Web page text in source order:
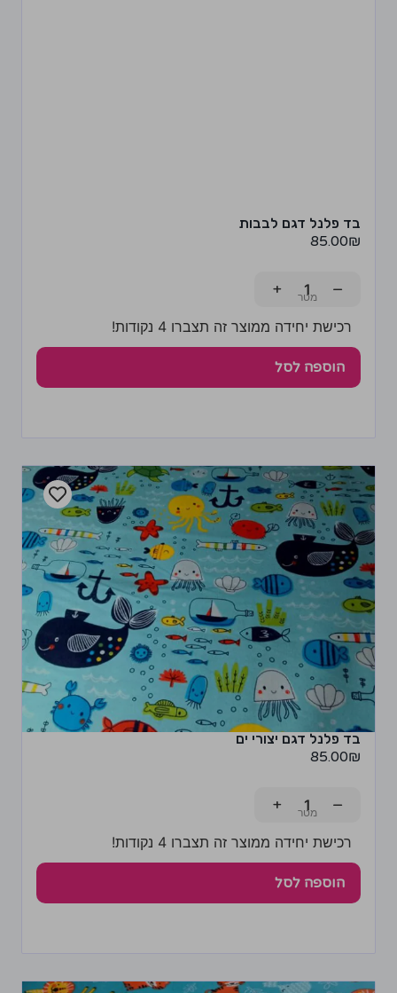
בד פלנל דגם לבבות
85.00₪
−
+
רכישת יחידה ממוצר זה תצברו 4 נקודות!
הוספה לסל
בד פלנל דגם יצורי ים
85.00₪
−
+
רכישת יחידה ממוצר זה תצברו 4 נקודות!
הוספה לסל